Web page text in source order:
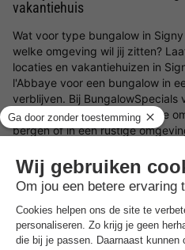
vakantiehuis
Wat voor type bungalow in
welke omgeving wil jij zitten?
locaties en vakantiehuizen in
l'Abbaye voor een bungalow in
verblijven. Bij BungalowSpecials
vakantiehuisjes in een bosrijke
bergen of in een rustige
ruimte en privacy of juist een
een vakantieparkwaar je
aantal parkfaciliteiten.
Boek in Signy l'Abbaye een